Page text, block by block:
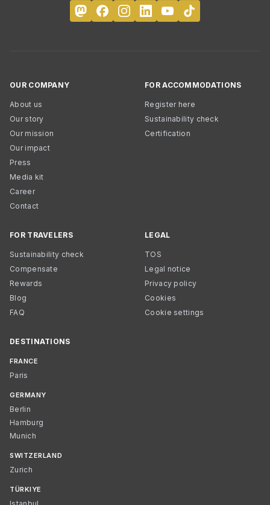
OUR COMPANY
About us
Our story
Our mission
Our impact
Press
Media kit
Career
Contact
FOR ACCOMMODATIONS
Register here
Sustainability check
Certification
FOR TRAVELERS
Sustainability check
Compensate
Rewards
Blog
FAQ
LEGAL
TOS
Legal notice
Privacy policy
Cookies
Cookie settings
DESTINATIONS
FRANCE
Paris
GERMANY
Berlin
Hamburg
Munich
SWITZERLAND
Zurich
TÜRKIYE